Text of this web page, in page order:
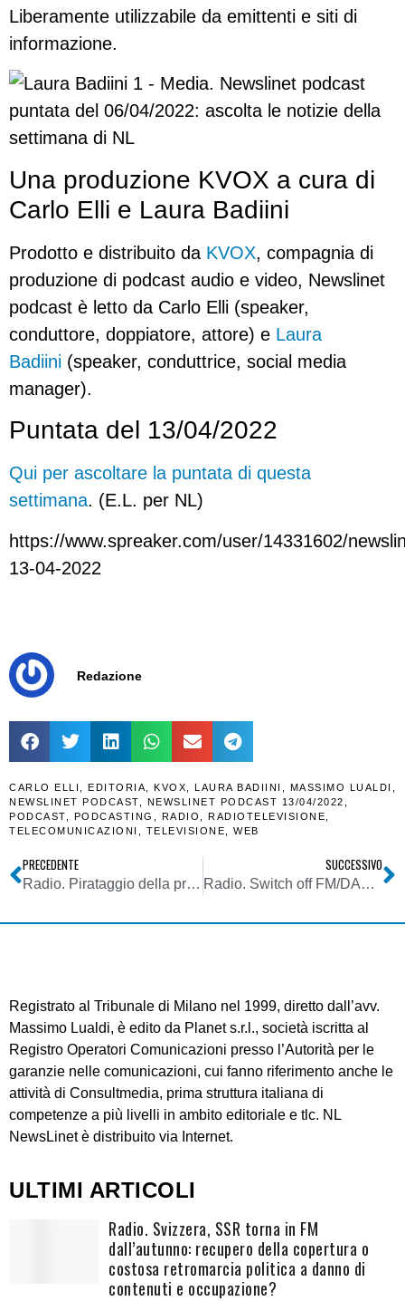
Liberamente utilizzabile da emittenti e siti di
informazione.
Una produzione KVOX a cura di
Carlo Elli e Laura Badiini
Prodotto e distribuito da KVOX, compagnia di
produzione di podcast audio e video, Newslinet
podcast è letto da Carlo Elli (speaker,
conduttore, doppiatore, attore) e Laura
Badiini (speaker, conduttrice, social media
manager).
Puntata del 13/04/2022
Qui per ascoltare la puntata di questa
settimana. (E.L. per NL)
https://www.spreaker.com/user/14331602/
13-04-2022
Redazione
CARLO ELLI EDITORIA KVOX LAURA BADIINI MASSIMO LUALDI
NEWSLINET PODCAST
NEWSLINET PODCAST 13/04/2022
PODCAST
PODCASTING RADIO RADIOTELEVISIONE
TELECOMUNICAZIONI
TELEVISIONE WEB
PRECEDENTE
Radio. Pirataggio della prima rete radiofonica pubblica francese: allerta che vale anche per le emittenti italiane
SUCCESSIVO
Radio. Switch off FM/DAB+: RAI propone una regione pilota per vedere l’effetto che fa
Registrato al Tribunale di Milano nel 1999, diretto dall’avv.
Massimo Lualdi, è edito da Planet s.r.l., società iscritta al
Registro Operatori Comunicazioni presso l’Autorità per le
garanzie nelle comunicazioni, cui fanno riferimento anche le
attività di Consultmedia, prima struttura italiana di
competenze a più livelli in ambito editoriale e tlc. NL
NewsLinet è distribuito via Internet.
ULTIMI ARTICOLI
Radio. Svizzera, SSR torna in FM
dall’autunno: recupero della copertura o
costosa retromarcia politica a danno di
contenuti e occupazione?